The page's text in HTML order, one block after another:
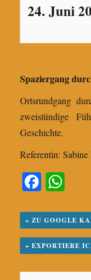
24. Juni
Spaziergang
Ortsrundgang
zweistündige
Geschichte.
Referentin:
Fa
bo
ok
ts
A
pp
+ ZU GOOGLE
+ EXPORTIERE